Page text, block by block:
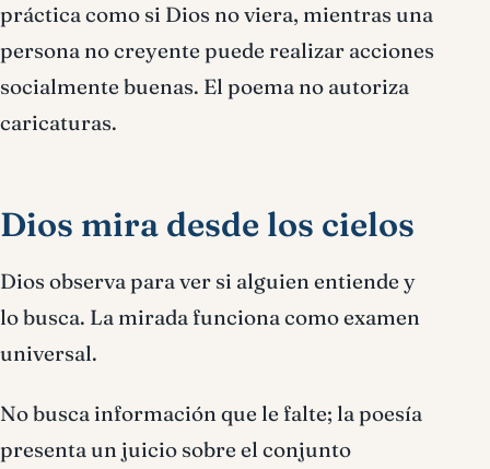
práctica como si Dios no viera, mientras una
persona no creyente puede realizar acciones
socialmente buenas. El poema no autoriza
caricaturas.
Dios mira desde los cielos
Dios observa para ver si alguien entiende y
lo busca. La mirada funciona como examen
universal.
No busca información que le falte; la poesía
presenta un juicio sobre el conjunto